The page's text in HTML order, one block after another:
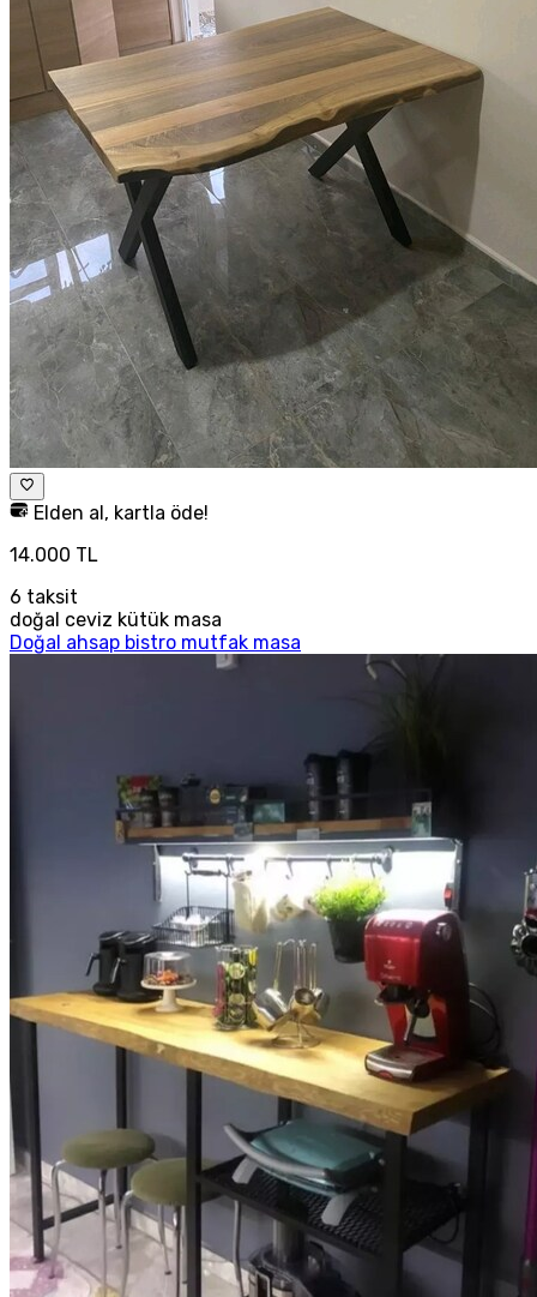
Elden al, kartla öde!
14.000 TL
6 taksit
doğal ceviz kütük masa
Doğal ahsap bistro mutfak masa